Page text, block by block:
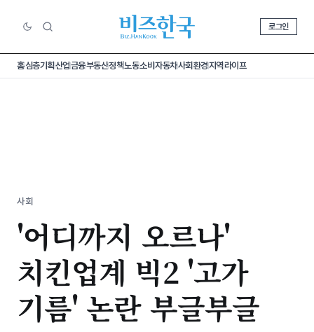
로그인
홈심층기획산업금융부동산정책노동소비 자동차사회환경지역라이프
사회
'어디까지 오르나'
치킨업계 빅2 '고가
기름' 논란 부글부글